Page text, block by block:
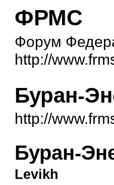
ФРМС
Форум
http://
Буран-
http://
Буран-
Levikh